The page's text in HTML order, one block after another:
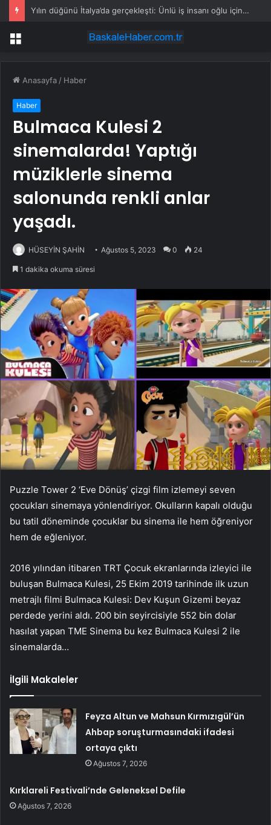
Yılın düğünü İtalya’da gerçekleşti: Ünlü iş insanı oğlu için servetini ortaya koydu
Menü
Anasayfa / Haber
Haber
Bulmaca Kulesi 2
sinemalarda! Yaptığı
müziklerle sinema
salonunda renkli anlar
yaşadı.
HÜSEYİN ŞAHİN Ağustos 5, 2023 0 24
1 dakika okuma süresi
Puzzle Tower 2 ‘Eve Dönüş’ çizgi film izlemeyi seven
çocukları sinemaya yönlendiriyor. Okulların kapalı olduğu
bu tatil döneminde çocuklar bu sinema ile hem öğreniyor
hem de eğleniyor.
2016 yılından itibaren TRT Çocuk ekranlarında izleyici ile
buluşan Bulmaca Kulesi, 25 Ekim 2019 tarihinde ilk uzun
metrajlı filmi Bulmaca Kulesi: Dev Kuşun Gizemi beyaz
perdede yerini aldı. 200 bin seyircisiyle 552 bin dolar
hasılat yapan TME Sinema bu kez Bulmaca Kulesi 2 ile
sinemalarda…
İlgili Makaleler
Feyza Altun ve Mahsun Kırmızıgül’ün
Ahbap soruşturmasındaki ifadesi
ortaya çıktı
Ağustos 7, 2026
Kırklareli Festivali’nde Geleneksel Defile
Ağustos 7, 2026